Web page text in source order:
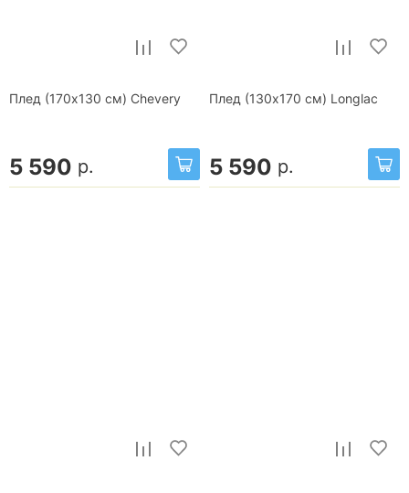
Плед (170x130 см) Chevery
5 590 р.
Плед (130x170 см) Longlac
5 590 р.